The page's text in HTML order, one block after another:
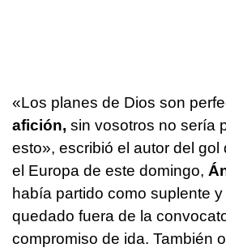
«Los planes de Dios son
afición, sin vosotros no sería
esto», escribió el autor del gol
el Europa de este domingo,
había partido como suplente
quedado fuera de la
compromiso de ida. También